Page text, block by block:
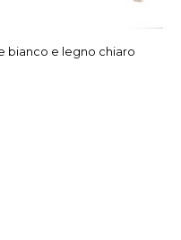
bianco e legno chiaro